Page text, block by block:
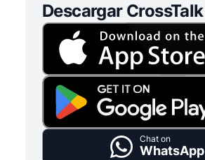
Descargar CrossTalk
Chat on
WhatsApp